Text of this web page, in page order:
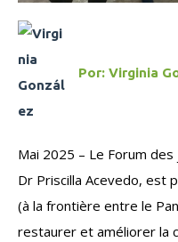
Por: Virginia
Mai 2025 – Le Forum
Dr Priscilla Acevedo, est
(à la frontière entre le
restaurer et améliorer la